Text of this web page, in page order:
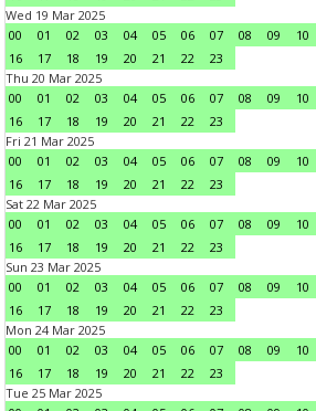
Wed 19 Mar 2025
00
01 02 03 04 05 06 07 08 09 10
16
17 18 19 20 21 22
23
Thu 20 Mar 2025
00
01 02 03 04 05 06 07 08 09 10
16
17 18 19 20 21 22
23
Fri 21 Mar 2025
00
01 02 03 04 05 06 07 08 09 10
16
17 18 19 20 21 22
23
Sat 22 Mar 2025
00
01 02 03 04 05 06 07 08 09 10
16
17 18 19 20 21 22
23
Sun 23 Mar 2025
00
01 02 03 04 05 06 07 08 09 10
16
17 18 19 20 21 22
23
Mon 24 Mar 2025
00
01 02 03 04 05 06 07 08 09 10
16
17 18 19 20 21 22
23
Tue 25 Mar 2025